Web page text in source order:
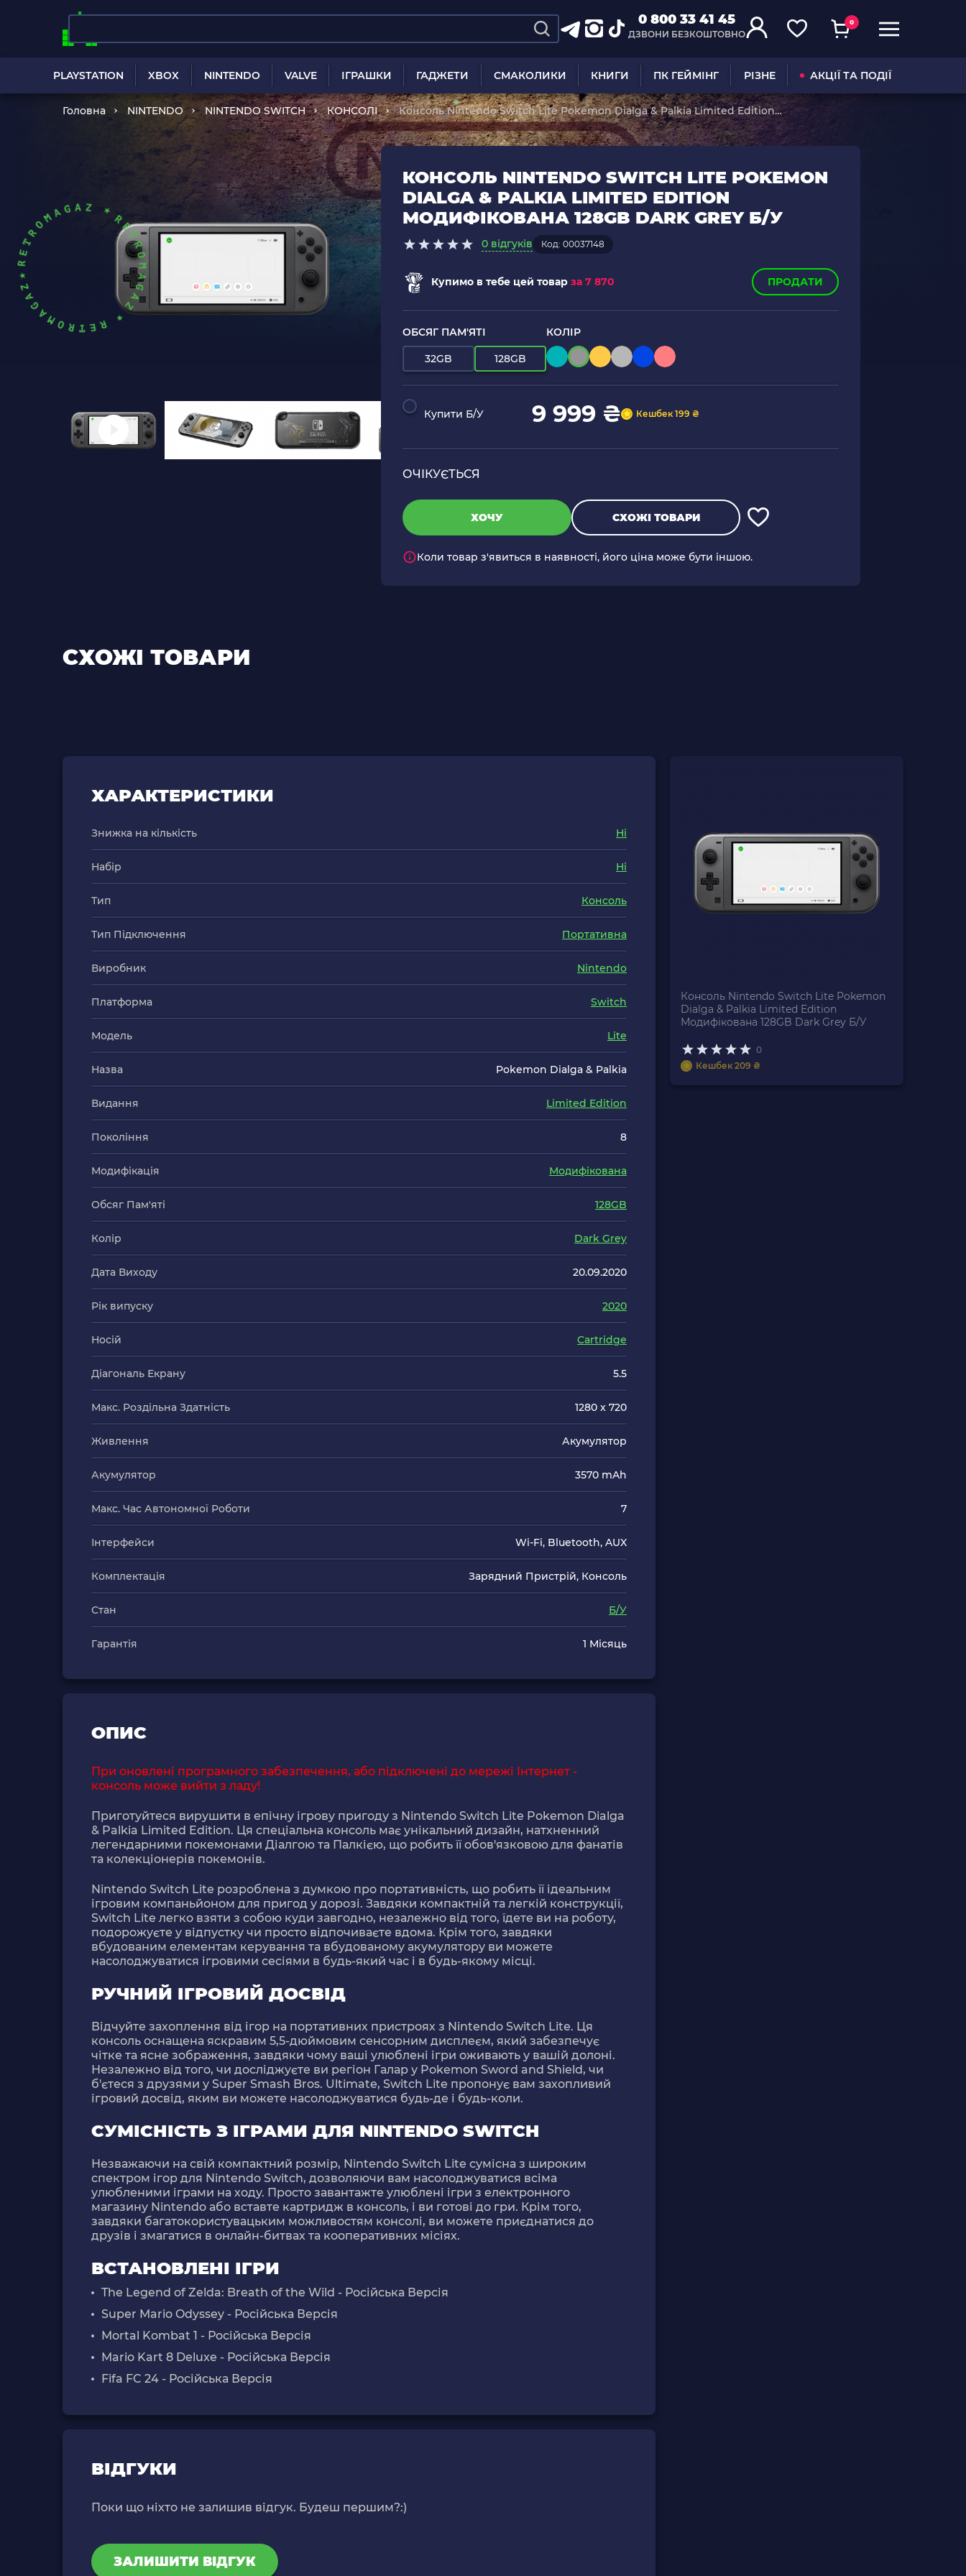
0 800 33 41 45
ДЗВОНИ БЕЗКОШТОВНО
0
PLAYSTATION XBOX NINTENDO VALVE ІГРАШКИ ГАДЖЕТИ СМАКОЛИКИ КНИГИ ПК ГЕЙМІНГ РІЗНЕ АКЦІЇ ТА ПОДІЇ
Головна NINTENDO NINTENDO SWITCH КОНСОЛІ
Консоль Nintendo Switch Lite Pokemon Dialga & Palkia Limited Edition
Модифікована 128GB Dark Grey Б/У
КОНСОЛЬ NINTENDO SWITCH LITE POKEMON
DIALGA & PALKIA LIMITED EDITION
МОДИФІКОВАНА 128GB DARK GREY Б/У
0 відгуків Код: 00037148
Купимо в тебе цей товар за 7 870 ПРОДАТИ
ОБСЯГ ПАМ'ЯТІ
32GB 128GB
КОЛІР
Купити Б/У 9 999 ₴ Кешбек 199 ₴
ОЧІКУЄТЬСЯ
ХОЧУ СХОЖІ ТОВАРИ
Коли товар з'явиться в наявності, його ціна може бути іншою.
СХОЖІ ТОВАРИ
ХАРАКТЕРИСТИКИ
Знижка на кількість Ні
Набір Ні
Тип Консоль
Тип Підключення Портативна
Виробник Nintendo
Платформа Switch
Модель Lite
Назва Pokemon Dialga & Palkia
Видання Limited Edition
Покоління 8
Модифікація Модифікована
Обсяг Пам'яті 128GB
Колір Dark Grey
Дата Виходу 20.09.2020
Рік випуску 2020
Носій Cartridge
Діагональ Екрану 5.5
Макс. Роздільна Здатність 1280 x 720
Живлення Акумулятор
Акумулятор 3570 mAh
Макс. Час Автономної Роботи 7
Інтерфейси Wi-Fi, Bluetooth, AUX
Комплектація Зарядний Пристрій, Консоль
Стан Б/У
Гарантія 1 Місяць
ОПИС
При оновлені програмного забезпечення, або підключені до мережі Інтернет -
консоль може вийти з ладу!
Приготуйтеся вирушити в епічну ігрову пригоду з Nintendo Switch Lite Pokemon Dialga
& Palkia Limited Edition. Ця спеціальна консоль має унікальний дизайн, натхненний
легендарними покемонами Діалгою та Палкією, що робить її обов'язковою для фанатів
та колекціонерів покемонів.
Nintendo Switch Lite розроблена з думкою про портативність, що робить її ідеальним
ігровим компаньйоном для пригод у дорозі. Завдяки компактній та легкій конструкції,
Switch Lite легко взяти з собою куди завгодно, незалежно від того, їдете ви на роботу,
подорожуєте у відпустку чи просто відпочиваєте вдома. Крім того, завдяки
вбудованим елементам керування та вбудованому акумулятору ви можете
насолоджуватися ігровими сесіями в будь-який час і в будь-якому місці.
РУЧНИЙ ІГРОВИЙ ДОСВІД
Відчуйте захоплення від ігор на портативних пристроях з Nintendo Switch Lite. Ця
консоль оснащена яскравим 5,5-дюймовим сенсорним дисплеєм, який забезпечує
чітке та ясне зображення, завдяки чому ваші улюблені ігри оживають у вашій долоні.
Незалежно від того, чи досліджуєте ви регіон Галар у Pokemon Sword and Shield, чи
б'єтеся з друзями у Super Smash Bros. Ultimate, Switch Lite пропонує вам захопливий
ігровий досвід, яким ви можете насолоджуватися будь-де і будь-коли.
СУМІСНІСТЬ З ІГРАМИ ДЛЯ NINTENDO SWITCH
Незважаючи на свій компактний розмір, Nintendo Switch Lite сумісна з широким
спектром ігор для Nintendo Switch, дозволяючи вам насолоджуватися всіма
улюбленими іграми на ходу. Просто завантажте улюблені ігри з електронного
магазину Nintendo або вставте картридж в консоль, і ви готові до гри. Крім того,
завдяки багатокористувацьким можливостям консолі, ви можете приєднатися до
друзів і змагатися в онлайн-битвах та кооперативних місіях.
ВСТАНОВЛЕНІ ІГРИ
The Legend of Zelda: Breath of the Wild - Російська Версія
Super Mario Odyssey - Російська Версія
Mortal Kombat 1 - Російська Версія
Mario Kart 8 Deluxe - Російська Версія
Fifa FC 24 - Російська Версія
ВІДГУКИ
Поки що ніхто не залишив відгук. Будеш першим?:)
ЗАЛИШИТИ ВІДГУК
Консоль Nintendo Switch Lite Pokemon
Dialga & Palkia Limited Edition
Модифікована 128GB Dark Grey Б/У
0
Кешбек 209 ₴